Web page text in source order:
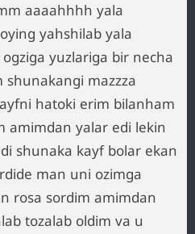
aaaahhhh yala
yahshilab yala
yuzlariga bir necha
mazzza
hatoki erim bilanham
amimdan yalar edi lekin
shunaka kayf bolar ekan
man uni ozimga
rosa sordim amimdan
tozalab oldim va u